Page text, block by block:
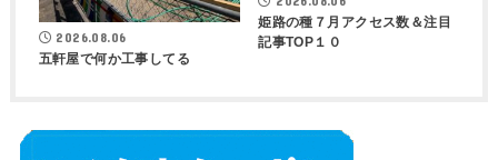
2026.08.06
五軒屋で何か工事してる
姫路の種７月アクセス数＆注目
記事TOP１０